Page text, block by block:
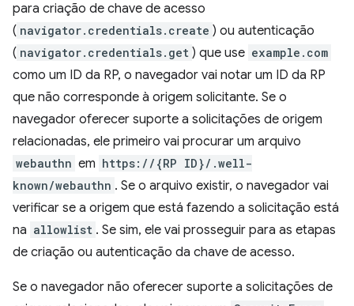
para criação de chave de acesso
( navigator.credentials.create ) ou autenticação
( navigator.credentials.get ) que use example.com
como um ID da RP, o navegador vai notar um ID da RP
que não corresponde à origem solicitante. Se o
navegador oferecer suporte a solicitações de origem
relacionadas, ele primeiro vai procurar um arquivo
webauthn em https://{RP ID}/.well-
known/webauthn . Se o arquivo existir, o navegador vai
verificar se a origem que está fazendo a solicitação está
na allowlist . Se sim, ele vai prosseguir para as etapas
de criação ou autenticação da chave de acesso.
Se o navegador não oferecer suporte a solicitações de